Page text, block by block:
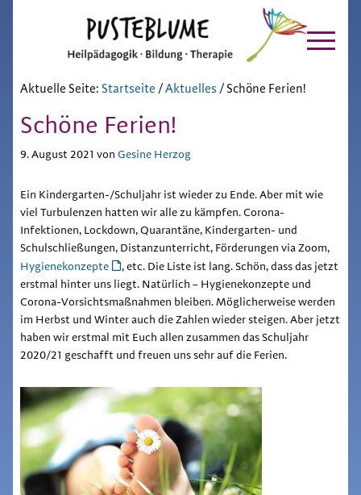
Hauptnavigation
content
Pusteblume
Chiemgau
Aktuelle Seite: Startseite /Aktuelles /Schöne Ferien!
Schöne Ferien!
9. August 2021 von Gesine Herzog
Ein Kindergarten-/Schuljahr ist wieder zu Ende. Aber mit wie
viel Turbulenzen hatten wir alle zu kämpfen. Corona-
Infektionen, Lockdown, Quarantäne, Kindergarten- und
Schulschließungen, Distanzunterricht, Förderungen via Zoom,
Hygienekonzepte
, etc. Die Liste ist lang. Schön, dass das jetzt
erstmal hinter uns liegt. Natürlich – Hygienekonzepte und
Corona-Vorsichtsmaßnahmen bleiben. Möglicherweise werden
im Herbst und Winter auch die Zahlen wieder steigen. Aber jetzt
haben wir erstmal mit Euch allen zusammen das Schuljahr
2020/21 geschafft und freuen uns sehr auf die Ferien.